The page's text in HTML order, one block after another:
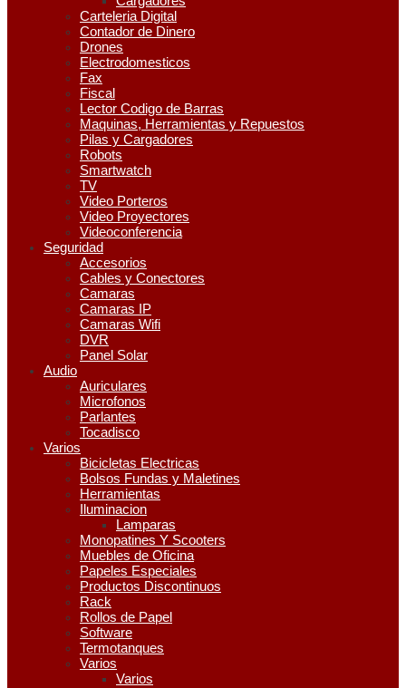
Carteleria Digital
Contador de Dinero
Drones
Electrodomesticos
Fax
Fiscal
Lector Codigo de Barras
Maquinas, Herramientas y Repuestos
Pilas y Cargadores
Robots
Smartwatch
TV
Video Porteros
Video Proyectores
Videoconferencia
Seguridad
Accesorios
Cables y Conectores
Camaras
Camaras IP
Camaras Wifi
DVR
Panel Solar
Audio
Auriculares
Microfonos
Parlantes
Tocadisco
Varios
Bicicletas Electricas
Bolsos Fundas y Maletines
Herramientas
Iluminacion
Lamparas
Monopatines Y Scooters
Muebles de Oficina
Papeles Especiales
Productos Discontinuos
Rack
Rollos de Papel
Software
Termotanques
Varios
Varios